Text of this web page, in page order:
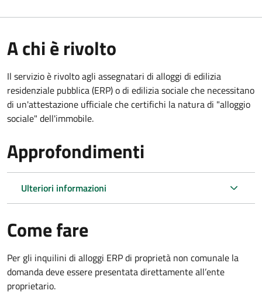
A chi è rivolto
Il servizio è rivolto agli assegnatari di alloggi di edilizia
residenziale pubblica (ERP) o di edilizia sociale che necessitano
di un'attestazione ufficiale che certifichi la natura di "alloggio
sociale" dell'immobile.
Approfondimenti
Ulteriori informazioni
Come fare
Per gli inquilini di alloggi ERP di proprietà non comunale la
domanda deve essere presentata direttamente all’ente
proprietario.